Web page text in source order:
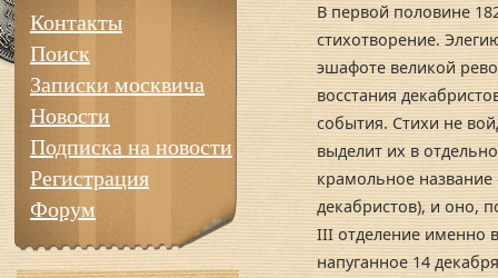
Контакты
Поиск
Записки москвича
Новости
Подписка на новости
Регистрация
Форум
В первой половине
стихотворение.
эшафоте великой
восстания
события. Стихи не
выделит их в
крамольное название
декабристов), и оно,
III отделение именно
напуганное 14